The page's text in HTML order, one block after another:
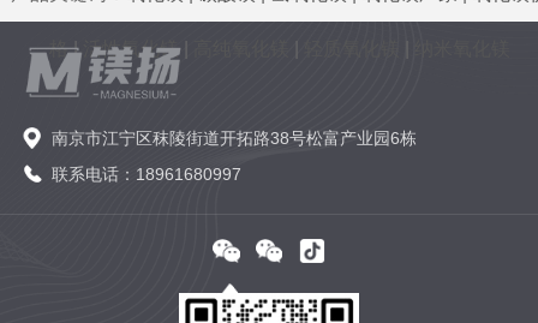
格| 活性氧化镁|
南京市江宁区秣陵街道开拓路38号松富产业园6栋
联系电话：18961680997